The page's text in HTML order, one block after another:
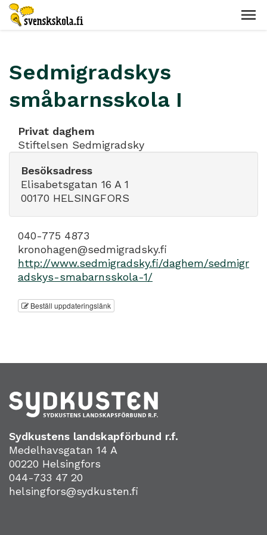
Sedmigradskys
småbarnsskola I
Privat daghem
Stiftelsen Sedmigradsky
Besöksadress
Elisabetsgatan 16 A 1
00170 HELSINGFORS
040-775 4873
kronohagen@sedmigradsky.fi
http://www.sedmigradsky.fi/daghem/sedmigr
adskys-smabarnsskola-1/
Beställ uppdateringslänk
Sydkustens landskapförbund r.f.
Medelhavsgatan 14 A
00220 Helsingfors
044-733 47 20
helsingfors@sydkusten.fi